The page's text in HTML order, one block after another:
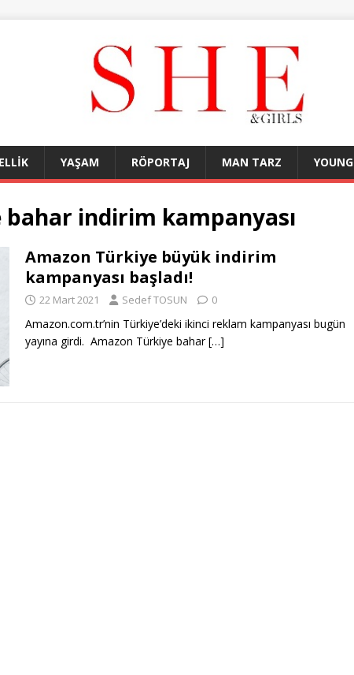
YAŞAM RÖPORTAJ MAN TARZ YOUNG
indirim kampanyası
Amazon Türkiye büyük indirim
kampanyası başladı!
22 Mart 2021 Sedef TOSUN 0
Amazon.com.tr’nin Türkiye’deki ikinci reklam kampanyası bugün
yayına girdi. Amazon Türkiye bahar[…]